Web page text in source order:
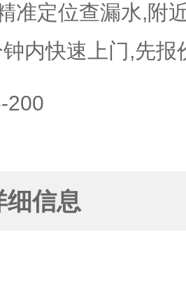
准定位查漏水,附
内快速上门,先报
200
细信息